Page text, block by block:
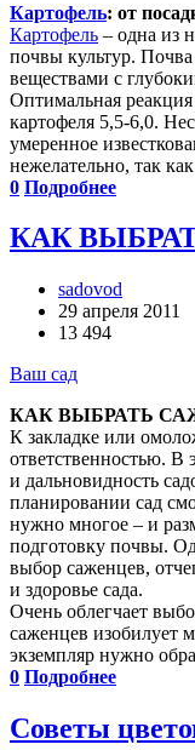
Картофель: от
Картофель – одна из
почвы культур.
веществами с
Оптимальная
картофеля 5,5-6,0.
умеренное
нежелательно, так
0 Подробнее
КАК
sadovod
29 апреля 2011
13 494
Ваш сад
КАК ВЫБРАТЬ
К закладке или
ответственностью. В
и дальновидность
планировании сад
нужно многое – и
подготовку почвы.
выбор саженцев,
и здоровье сада.
Очень облегчает
саженцев изобилует
экземпляр нужно
0 Подробнее
Советы